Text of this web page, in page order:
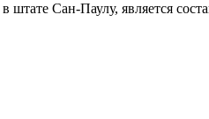
штате Сан-Паулу, является